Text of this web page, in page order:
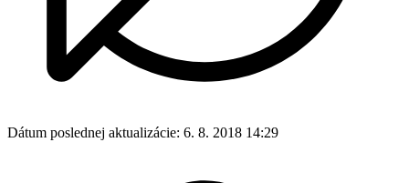
Dátum poslednej aktualizácie: 6. 8. 2018 14:29